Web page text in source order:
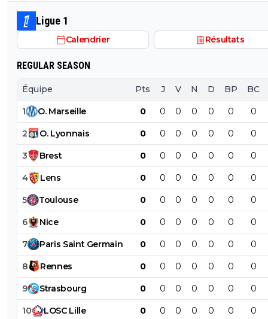
Ligue 1
Calendrier Résultats
REGULAR SEASON
Équipe Pts J V N D BP BC
1 O. Marseille 0 0 0 0 0 0 0
2 O. Lyonnais 0 0 0 0 0 0 0
3 Brest 0 0 0 0 0 0 0
4 Lens 0 0 0 0 0 0 0
5 Toulouse 0 0 0 0 0 0 0
6 Nice 0 0 0 0 0 0 0
7 Paris Saint Germain 0 0 0 0 0 0 0
8 Rennes 0 0 0 0 0 0 0
9 Strasbourg 0 0 0 0 0 0 0
10 LOSC Lille 0 0 0 0 0 0 0